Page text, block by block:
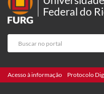
Federal do
Acesso à informação Protocolo